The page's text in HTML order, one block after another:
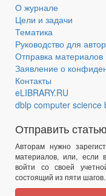
О журнале
Цели и задачи
Тематика
Руководство для
Отправка материалов
Заявление о
Контакты
eLIBRARY.RU
dblp computer science
Отправить статью
Авторам нужно
материалов, или, если
войти со своей
состоящий из пяти шагов.